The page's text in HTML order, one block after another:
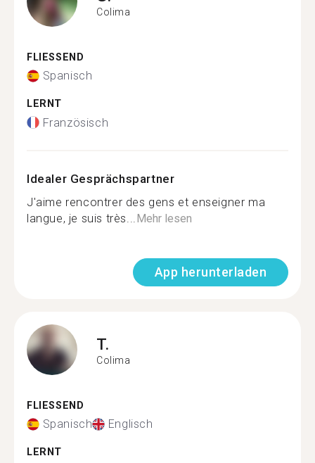
Colima
FLIESSEND
Spanisch
LERNT
Französisch
Idealer Gesprächspartner
J'aime rencontrer des gens et enseigner ma
langue, je suis très... Mehr lesen
App herunterladen
T.
Colima
FLIESSEND
Spanisch Englisch
LERNT